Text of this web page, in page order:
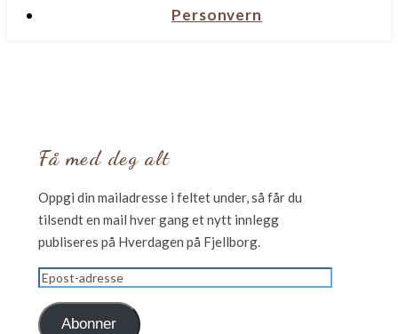
Personvern
Få med deg alt
Oppgi din mailadresse i feltet under, så får du
tilsendt en mail hver gang et nytt innlegg
publiseres på Hverdagen på Fjellborg.
Epost-
adresse
Abonner